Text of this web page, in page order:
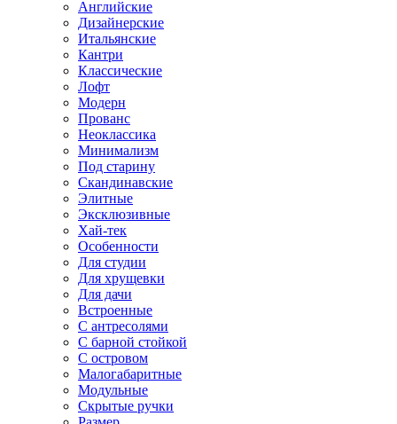
Английские
Дизайнерские
Итальянские
Кантри
Классические
Лофт
Модерн
Прованс
Неоклассика
Минимализм
Под старину
Скандинавские
Элитные
Эксклюзивные
Хай-тек
Особенности
Для студии
Для хрущевки
Для дачи
Встроенные
С антресолями
С барной стойкой
С островом
Малогабаритные
Модульные
Скрытые ручки